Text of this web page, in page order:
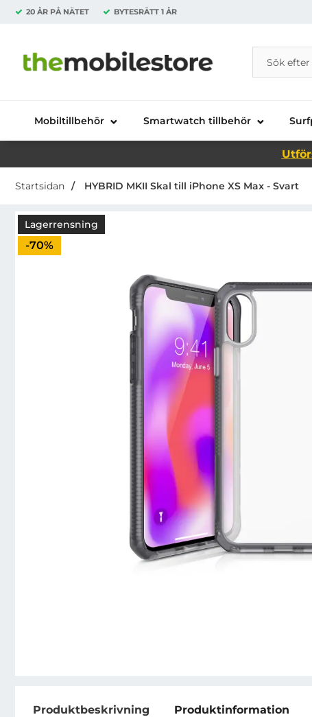
20 ÅR PÅ NÄTET BYTESRÄTT 1 ÅR
Startsidan för Danira Telecom AB
Sök
Sök på
Mobiltillbehör Smartwatch tillbehör
Startsidan HYBRID MKII Skal till iPhone XS Max - Svart
Lagerrensning
Priset är nedsatt med
-70%
Produktbeskrivning Produktinformation